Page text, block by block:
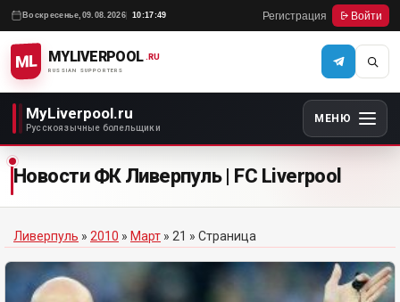
Воскресенье, 09.08.2026 10:17:49 Регистрация Войти
ML MYLIVERPOOL
RUSSIAN SUPPORTERS
.RU
MyLiverpool.ru
Русскоязычные болельщики
МЕНЮ
Новости ФК Ливерпуль | FC Liverpool
Ливерпуль » 2010 » Март » 21 » Страница